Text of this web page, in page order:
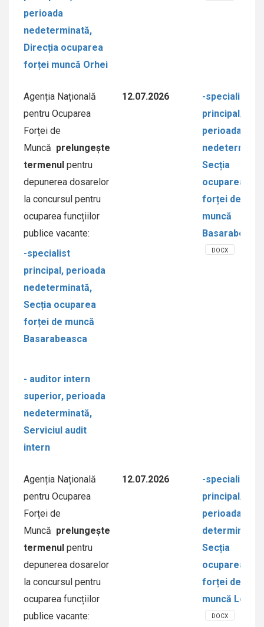
perioada
nedeterminată,
Direcția ocuparea
forței muncă Orhei
Agenția Națională
pentru Ocuparea
Forței de
Muncă prelungește
termenul pentru
depunerea dosarelor
la concursul pentru
ocuparea funcțiilor
publice vacante:
-specialist
principal, perioada
nedeterminată,
Secția ocuparea
forței de muncă
Basarabeasca
- auditor intern
superior, perioada
nedeterminată,
Serviciul audit
intern
12.07.2026
-specialist/ă
principal/ă,
perioada
Secția
ocuparea
forței de
muncă
DOCX
Agenția Națională
pentru Ocuparea
Forței de
Muncă prelungește
termenul pentru
depunerea dosarelor
la concursul pentru
ocuparea funcțiilor
publice vacante:
12.07.2026
-specialist/ă
principal/ă,
perioada
determinată,
Secția
ocuparea
forței de
muncă Leova
DOCX